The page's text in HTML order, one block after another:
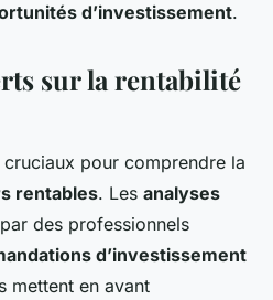
d’investissement.
sur la rentabilité
cruciaux pour comprendre la
rentables. Les analyses
des professionnels
d’investissement
mettent en avant